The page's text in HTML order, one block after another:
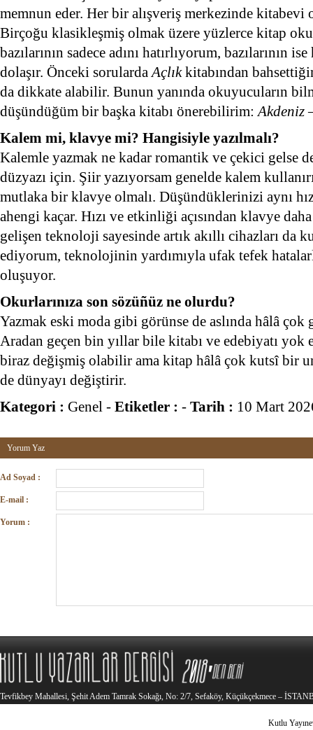
memnun eder. Her bir alışveriş merkezinde kitabevi
Birçoğu klasikleşmiş olmak üzere yüzlerce kitap
bazılarının sadece adını hatırlıyorum, bazılarının
dolaşır. Önceki sorularda Açlıkkitabından
da dikkate alabilir. Bunun yanında okuyucuların
düşündüğüm bir başka kitabı önerebilirim: Akdeniz
Kalem mi, klavye mi? Hangisiyle yazılmalı?
Kalemle yazmak ne kadar romantik ve çekici gelse
düzyazı için. Şiir yazıyorsam genelde kalem
mutlaka bir klavye olmalı. Düşündüklerinizi aynı
ahengi kaçar. Hızı ve etkinliği açısından klavye
gelişen teknoloji sayesinde artık akıllı cihazları da
ediyorum, teknolojinin yardımıyla ufak tefek
oluşuyor.
Okurlarınıza son sözüñüz ne olurdu?
Yazmak eski moda gibi görünse de aslında hâlâ
Aradan geçen bin yıllar bile kitabı ve edebiyatı yok
biraz değişmiş olabilir ama kitap hâlâ çok kutsî bir
de dünyayı değiştirir.
Kategori : Genel - Etiketler : - Tarih : 10 Mart
Yorum Yaz
Ad Soyad :
E-mail :
Yorum :
Tevfikbey Mahallesi, Şehit Adem Tamrak Sokağı, No: 2/7, Sefaköy, Küçükçekmece –
Kutlu